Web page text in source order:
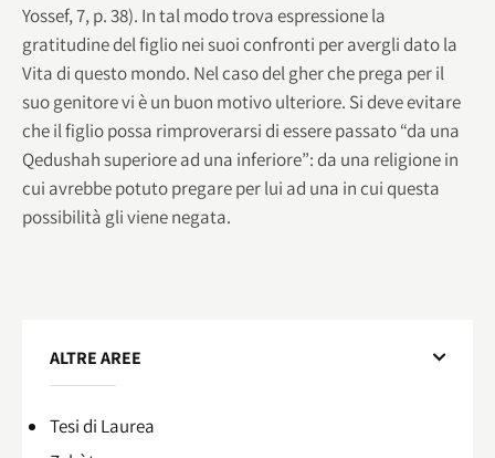
Yossef, 7, p. 38). In tal modo trova espressione la
gratitudine del figlio nei suoi confronti per avergli dato la
Vita di questo mondo. Nel caso del gher che prega per il
suo genitore vi è un buon motivo ulteriore. Si deve evitare
che il figlio possa rimproverarsi di essere passato “da una
Qedushah superiore ad una inferiore”: da una religione in
cui avrebbe potuto pregare per lui ad una in cui questa
possibilità gli viene negata.
ALTRE AREE
Tesi di Laurea